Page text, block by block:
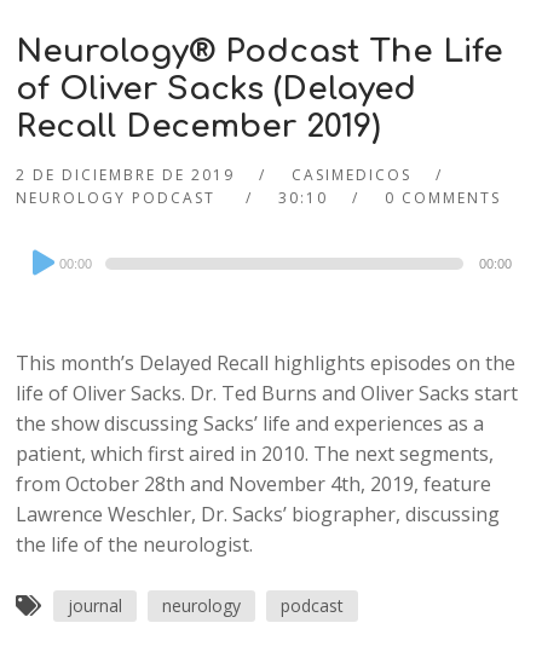
Neurology® Podcast The Life
of Oliver Sacks (Delayed
Recall December 2019)
2 DE DICIEMBRE DE 2019
CASIMEDICOS
NEUROLOGY PODCAST
30:10 0 COMMENTS
Audio
Player
00:00 00:00
This month’s Delayed Recall highlights episodes on the
life of Oliver Sacks. Dr. Ted Burns and Oliver Sacks start
the show discussing Sacks’ life and experiences as a
patient, which first aired in 2010. The next segments,
from October 28th and November 4th, 2019, feature
Lawrence Weschler, Dr. Sacks’ biographer, discussing
the life of the neurologist.
journal neurology podcast